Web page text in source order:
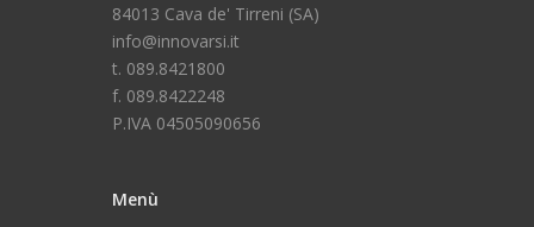
84013 Cava de' Tirreni (SA)
info@innovarsi.it
t. 089.8421800
f. 089.8422248
P.IVA 04505090656
Menù